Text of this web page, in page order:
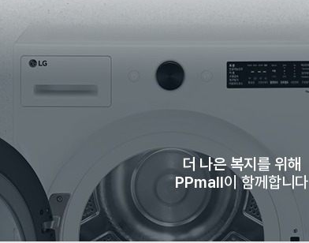
더 나은 복지를 위해
PPmall이 함께합니다